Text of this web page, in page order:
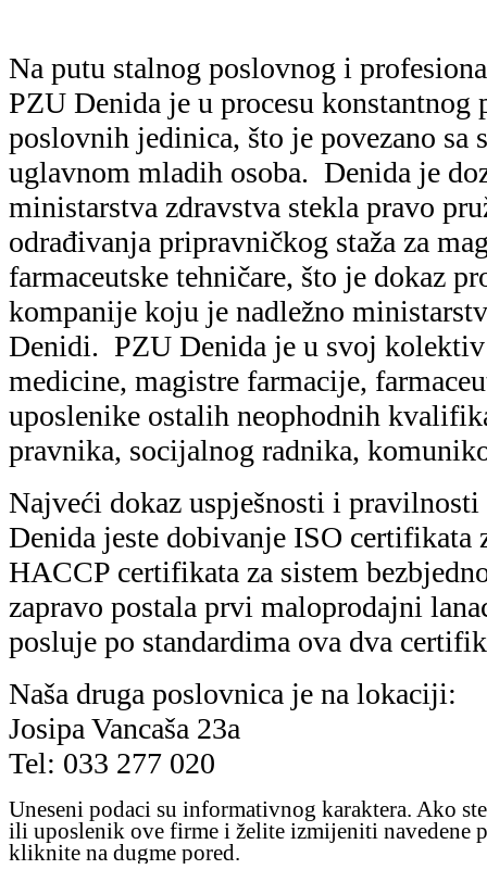
Na putu stalnog poslovnog i
PZU Denida je u procesu konstantnog
poslovnih jedinica, što je povezano sa
uglavnom mladih osoba. Denida je
ministarstva zdravstva stekla pravo
odrađivanja pripravničkog staža za
farmaceutske tehničare, što je dokaz
kompanije koju je nadležno
Denidi. PZU Denida je u svoj
medicine, magistre farmacije,
uposlenike ostalih neophodnih
pravnika, socijalnog radnika,
Najveći dokaz uspješnosti i
Denida jeste dobivanje ISO certifikata
HACCP certifikata za sistem
zapravo postala prvi maloprodajni
posluje po standardima ova dva
Naša druga poslovnica je na lokaciji:
Josipa Vancaša 23a
Tel: 033 277 020
Uneseni podaci su informativnog karaktera. Ako
ili uposlenik ove firme i želite izmijeniti navedene
kliknite na dugme pored.